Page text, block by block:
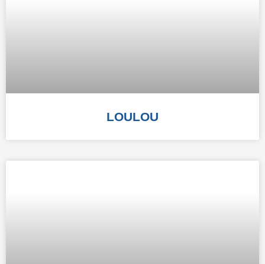
LOULOU